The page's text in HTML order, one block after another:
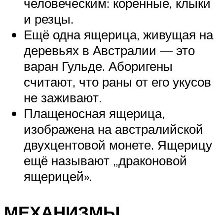
и резцы.
Ещё одна ящерица, живущая на
деревьях в Австралии — это
варан Гульде. Аборигены
считают, что раны от его укусов
не заживают.
Плащеносная ящерица,
изображена на австралийской
двухцентовой монете. Ящерицу
ещё называют „драконовой
ящерицей».